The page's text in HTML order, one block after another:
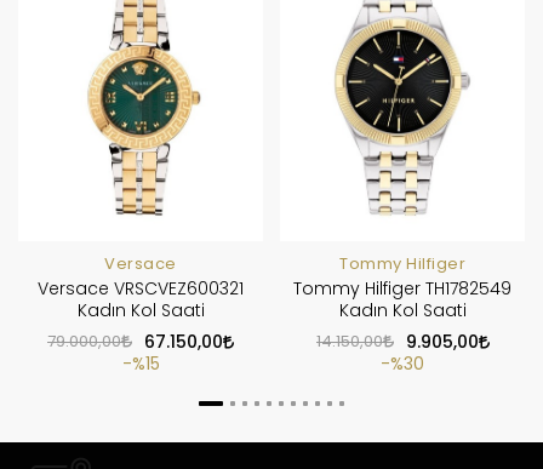
Versace
Versace VRSCVEZ600321
Kadın Kol Saati
79.000,00
67.150,00
%15
Tommy Hilfiger
Tommy Hilfiger TH1782549
Kadın Kol Saati
14.150,00
9.905,00
%30